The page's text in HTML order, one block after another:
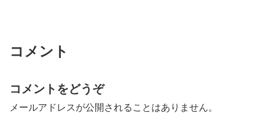
コメント
コメントをどうぞ
メールアドレスが公開されることはありません。